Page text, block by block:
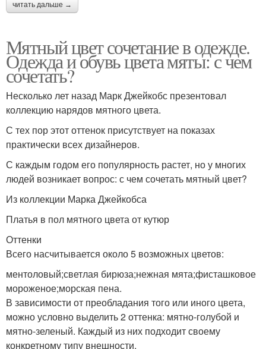
читать дальше →
Мятный цвет сочетание в одежде.
Одежда и обувь цвета мяты: с чем
сочетать?
Несколько лет назад Марк Джейкобс презентовал
коллекцию нарядов мятного цвета.
С тех пор этот оттенок присутствует на показах
практически всех дизайнеров.
С каждым годом его популярность растет, но у многих
людей возникает вопрос: с чем сочетать мятный цвет?
Из коллекции Марка Джейкобса
Платья в пол мятного цвета от кутюр
Оттенки
Всего насчитывается около 5 возможных цветов:
ментоловый;светлая бирюза;нежная мята;фисташковое
мороженое;морская пена.
В зависимости от преобладания того или иного цвета,
можно условно выделить 2 оттенка: мятно-голубой и
мятно-зеленый. Каждый из них подходит своему
конкретному типу внешности.